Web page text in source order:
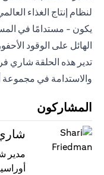
لنظام إنتاج الغذاء
يكون - مستدامًا في
الهائل على الوقود
تدير هذه الحلقة شاري
والاستدامة في
المشاركون
مدير